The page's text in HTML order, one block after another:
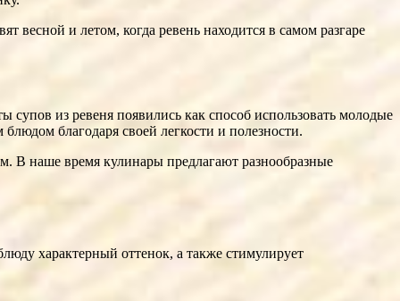
весной и летом, когда ревень находится в самом разгаре
супов из ревеня появились как способ использовать молодые
благодаря своей легкости и полезности.
В наше время кулинары предлагают разнообразные
характерный оттенок, а также стимулирует